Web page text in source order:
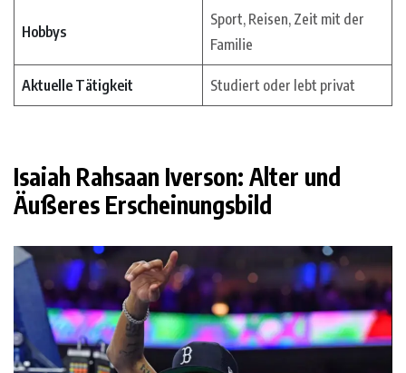
Hobbys
Sport, Reisen, Zeit mit der
Familie
Aktuelle Tätigkeit Studiert oder lebt privat
Isaiah Rahsaan Iverson: Alter und
Äußeres Erscheinungsbild